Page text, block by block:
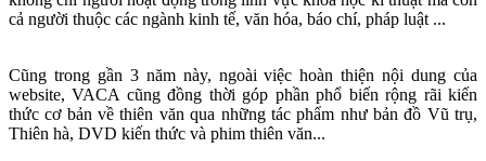
cả người thuộc các ngành kinh tế, văn hóa, báo chí, pháp luật ...
Cũng trong gần 3 năm này, ngoài việc hoàn thiện nội dung của
website, VACA cũng đồng thời góp phần phổ biến rộng rãi kiến
thức cơ bản về thiên văn qua những tác phẩm như bản đồ Vũ trụ,
Thiên hà, DVD kiến thức và phim thiên văn...